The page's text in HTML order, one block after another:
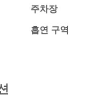
주차장
흡연 구역